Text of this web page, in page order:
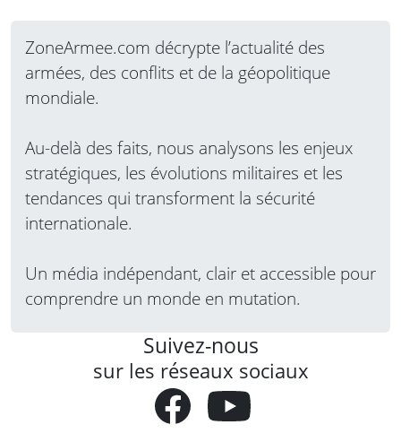
ZoneArmee.com décrypte l’actualité des
armées, des conflits et de la géopolitique
mondiale.
Au-delà des faits, nous analysons les enjeux
stratégiques, les évolutions militaires et les
tendances qui transforment la sécurité
internationale.
Un média indépendant, clair et accessible pour
comprendre un monde en mutation.
Suivez-nous
sur les réseaux sociaux